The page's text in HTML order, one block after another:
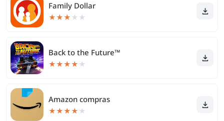
Family Dollar
★★★ ★ ★
Back to the Future™
★★★★ ★
Amazon compras
★★★★ ★